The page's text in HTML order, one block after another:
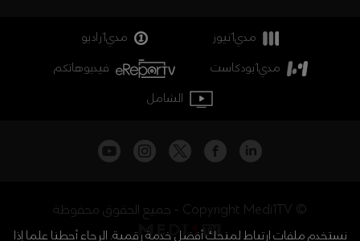
مدي1نيوز
مدي1راديو
مدي1بودكاست
فيديوهاتكم
الشامل
جميع الحقوق محفوظة - Copyright Medi1TV ©
نستخدم ملفات ارتباط لمنحك أفضل خدمة رقمية. الرجاء أحطنا علما إذا